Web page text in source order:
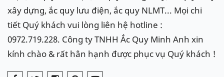
xây dựng, ắc quy lưu điện, ắc quy NLMT... Mọi chi
tiết Quý khách vui lòng liên hệ hotline :
0972.719.228. Công ty TNHH Ắc Quy Minh Anh xin
kính chào & rất hân hạnh được phục vụ Quý khách !